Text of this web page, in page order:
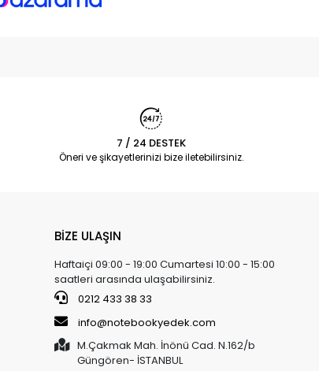
7 / 24 DESTEK
Öneri ve şikayetlerinizi bize iletebilirsiniz.
BİZE ULAŞIN
Haftaiçi 09:00 - 19:00 Cumartesi 10:00 - 15:00
saatleri arasında ulaşabilirsiniz.
0212 433 38 33
info@notebookyedek.com
M.Çakmak Mah. İnönü Cad. N.162/b
Güngören- İSTANBUL